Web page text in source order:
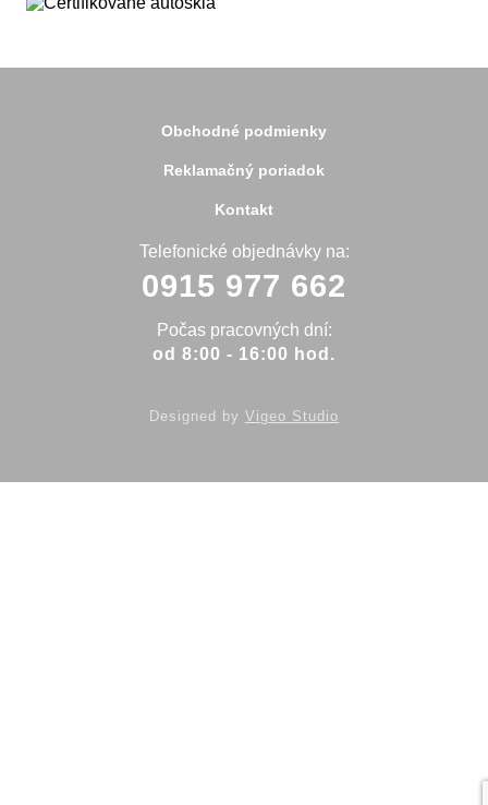
Beluša
Čadca
Kozárovce
Obchodné podmienky
Reklamačný poriadok
Kontakt
Telefonické objednávky na:
0915 977 662
Počas pracovných dní:
od 8:00 - 16:00 hod.
Designed by Vigeo Studio